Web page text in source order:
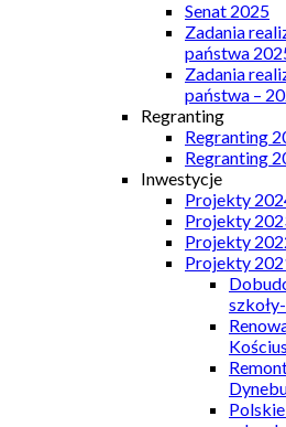
Senat 2025
Zadania
państwa
Zadania
państwa –
Regranting
Regranting
Regranting
Inwestycje
Projekty
Projekty
Projekty
Projekty